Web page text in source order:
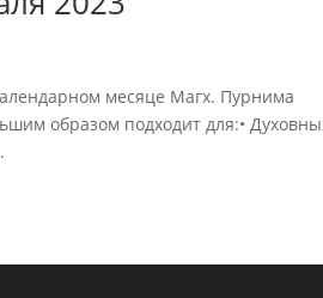
месяце Магх. Пурнима
образом подходит для:•